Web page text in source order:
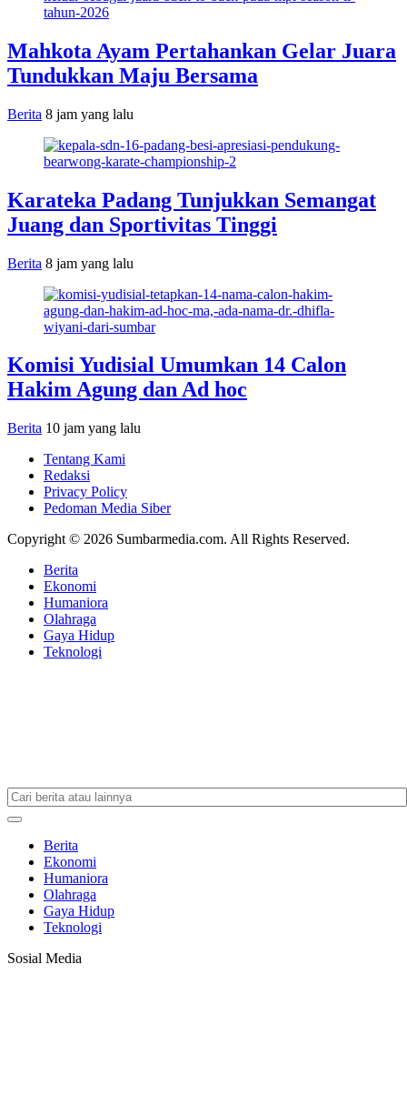
Mahkota Ayam Pertahankan Gelar Juara
Tundukkan Maju Bersama
Berita 8 jam yang lalu
Karateka Padang Tunjukkan Semangat
Juang dan Sportivitas Tinggi
Berita 8 jam yang lalu
Komisi Yudisial Umumkan 14 Calon
Hakim Agung dan Ad hoc
Berita 10 jam yang lalu
Tentang Kami
Redaksi
Privacy Policy
Pedoman Media Siber
Copyright © 2026 Sumbarmedia.com. All Rights Reserved.
Berita
Ekonomi
Humaniora
Olahraga
Gaya Hidup
Teknologi
Berita
Ekonomi
Humaniora
Olahraga
Gaya Hidup
Teknologi
Sosial Media